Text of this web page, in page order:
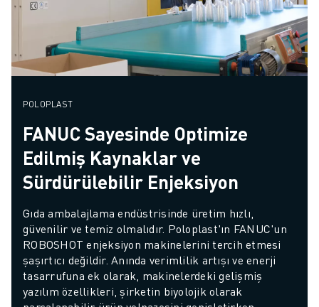
POLOPLAST
FANUC Sayesinde Optimize
Edilmiş Kaynaklar ve
Sürdürülebilir Enjeksiyon
Gıda ambalajlama endüstrisinde üretim hızlı,
güvenilir ve temiz olmalıdır. Poloplast'ın FANUC'un
ROBOSHOT enjeksiyon makinelerini tercih etmesi
şaşırtıcı değildir. Anında verimlilik artışı ve enerji
tasarrufuna ek olarak, makinelerdeki gelişmiş
yazılım özellikleri, şirketin biyolojik olarak